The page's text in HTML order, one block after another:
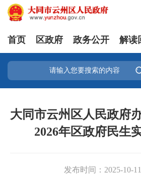
首页 区政府 政务公开 解读
大同市云州区人民政府
2026年区政府民生
发布时间： 2025-10-